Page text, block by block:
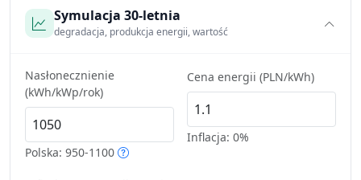
Symulacja 30-letnia
degradacja, produkcja energii, wartość
Nasłonecznienie
(kWh/kWp/rok)
Polska: 950-1100
Cena energii (PLN/kWh)
Inflacja: 0%